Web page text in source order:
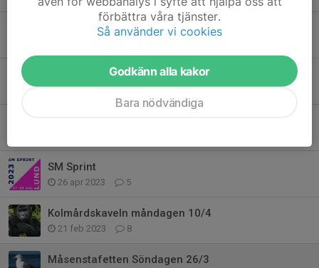
29 jan 2024 0
SM Sprint
26 apr 2023 5
Kolmårdskaveln måndagen 10/4
21 feb 2023 8
Måsenstafetten Söndagen 26/3
förbättra våra tjänster.
Så använder vi cookies
Godkänn alla kakor
Bara nödvändiga